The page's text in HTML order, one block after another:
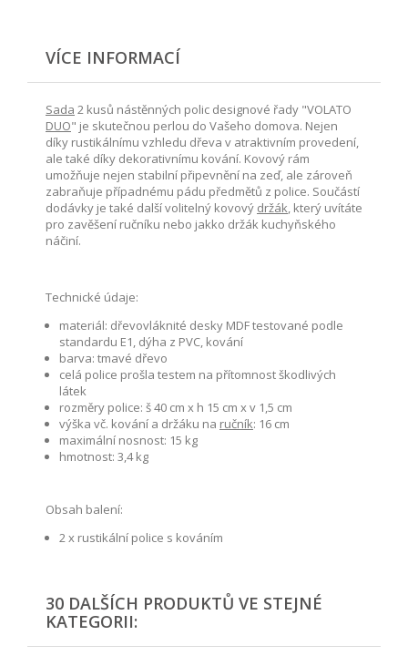
VÍCE INFORMACÍ
Sada 2 kusů nástěnných polic designové řady "VOLATO
DUO" je skutečnou perlou do Vašeho domova. Nejen
díky rustikálnímu vzhledu dřeva v atraktivním provedení,
ale také díky dekorativnímu kování. Kovový rám
umožňuje nejen stabilní připevnění na zeď, ale zároveň
zabraňuje případnému pádu předmětů z police. Součástí
dodávky je také další volitelný kovový držák, který uvítáte
pro zavěšení ručníku nebo jakko držák kuchyňského
náčiní.
Technické údaje:
materiál: dřevovláknité desky MDF testované podle
standardu E1, dýha z PVC, kování
barva: tmavé dřevo
celá police prošla testem na přítomnost škodlivých
látek
rozměry police: š 40 cm x h 15 cm x v 1,5 cm
výška vč. kování a držáku na ručník: 16 cm
maximální nosnost: 15 kg
hmotnost: 3,4 kg
Obsah balení:
2 x rustikální police s kováním
30 DALŠÍCH PRODUKTŮ VE STEJNÉ
KATEGORII: